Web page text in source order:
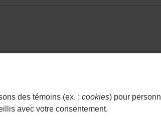
WEALTHLINK CONSEILLER- LIEN
des témoins (ex. :cookies) pour
avec votre consentement.